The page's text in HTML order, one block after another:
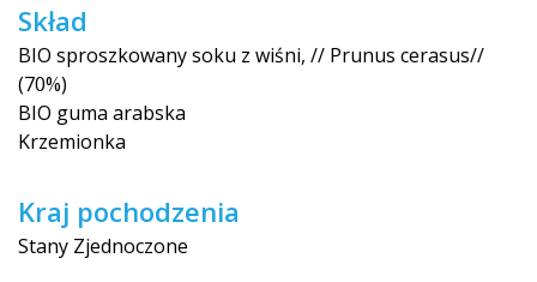
Skład
BIO sproszkowany soku z wiśni, // Prunus cerasus//
(70%)
BIO guma arabska
Krzemionka
Kraj pochodzenia
Stany Zjednoczone